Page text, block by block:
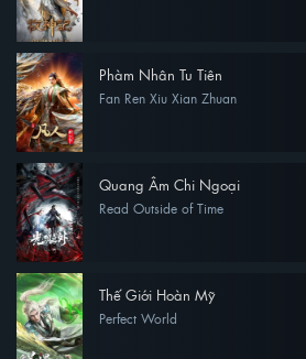
Phàm Nhân Tu Tiên
Fan Ren Xiu Xian Zhuan
Quang Âm Chi Ngoại
Read Outside of Time
Thế Giới Hoàn Mỹ
Perfect World